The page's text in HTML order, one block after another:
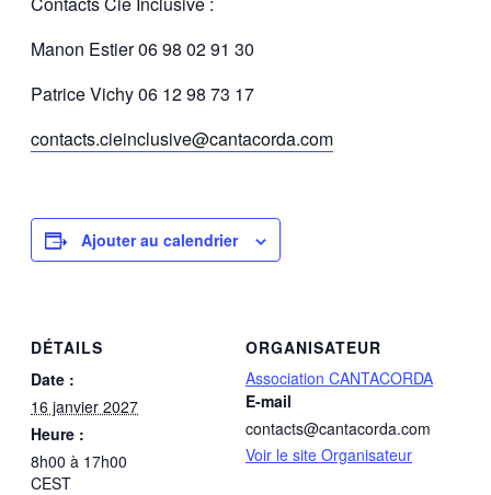
Manon Estier 06 98 02 91 30
Patrice Vichy 06 12 98 73 17
contacts.cieinclusive@cantacorda.com
Ajouter au calendrier
DÉTAILS
Date :
16 janvier 2027
Heure :
8h00 à 17h00
CEST
ORGANISATEUR
Association CANTACORDA
E-mail
contacts@cantacorda.com
Voir le site Organisateur